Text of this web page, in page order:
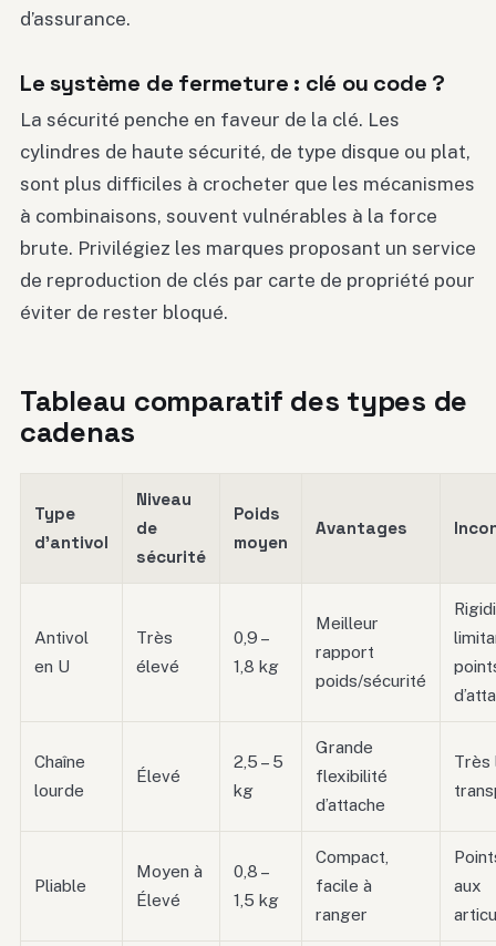
d’assurance.
Le système de fermeture : clé ou code ?
La sécurité penche en faveur de la clé. Les
cylindres de haute sécurité, de type disque ou plat,
sont plus difficiles à crocheter que les mécanismes
à combinaisons, souvent vulnérables à la force
brute. Privilégiez les marques proposant un service
de reproduction de clés par carte de propriété pour
éviter de rester bloqué.
Tableau comparatif des types de
cadenas
Type
d’antivol
Niveau
de
sécurité
Poids
moyen
Avantages
Antivol
en U
Très
élevé
0,9 –
1,8 kg
Meilleur
rapport
poids/sécurité
Chaîne
lourde
Élevé
2,5 – 5
kg
Grande
flexibilité
d’attache
Très
Pliable
Moyen à
Élevé
0,8 –
1,5 kg
Compact,
facile à
ranger
aux